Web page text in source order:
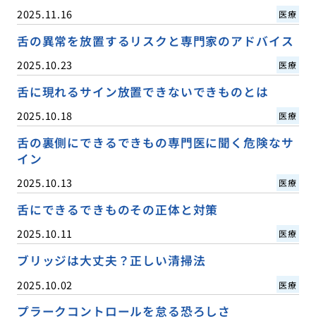
2025.11.16 医療
舌の異常を放置するリスクと専門家のアドバイス
2025.10.23 医療
舌に現れるサイン放置できないできものとは
2025.10.18 医療
舌の裏側にできるできもの専門医に聞く危険なサ
イン
2025.10.13 医療
舌にできるできものその正体と対策
2025.10.11 医療
ブリッジは大丈夫？正しい清掃法
2025.10.02 医療
プラークコントロールを怠る恐ろしさ